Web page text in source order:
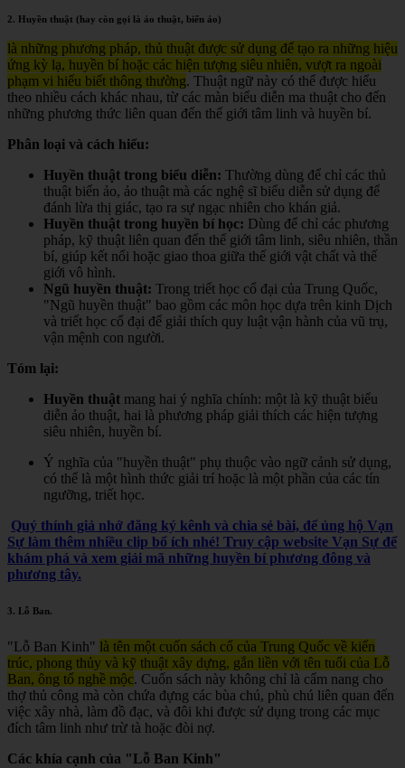
2. Huyền thuật (hay còn gọi là ảo thuật, biến ảo)
là những phương pháp, thủ thuật được sử dụng để tạo ra những hiệu
ứng kỳ lạ, huyền bí hoặc các hiện tượng siêu nhiên, vượt ra ngoài
phạm vi hiểu biết thông thường. Thuật ngữ này có thể được hiểu
theo nhiều cách khác nhau, từ các màn biểu diễn ma thuật cho đến
những phương thức liên quan đến thế giới tâm linh và huyền bí.
Phân loại và cách hiểu:
Huyền thuật trong biểu diễn: Thường dùng để chỉ các thủ
thuật biến ảo, ảo thuật mà các nghệ sĩ biểu diễn sử dụng để
đánh lừa thị giác, tạo ra sự ngạc nhiên cho khán giả.
Huyền thuật trong huyền bí học: Dùng để chỉ các phương
pháp, kỹ thuật liên quan đến thế giới tâm linh, siêu nhiên, thần
bí, giúp kết nối hoặc giao thoa giữa thế giới vật chất và thế
giới vô hình.
Ngũ huyền thuật: Trong triết học cổ đại của Trung Quốc,
"Ngũ huyền thuật" bao gồm các môn học dựa trên kinh Dịch
và triết học cổ đại để giải thích quy luật vận hành của vũ trụ,
vận mệnh con người.
Tóm lại:
Huyền thuật mang hai ý nghĩa chính: một là kỹ thuật biểu
diễn ảo thuật, hai là phương pháp giải thích các hiện tượng
siêu nhiên, huyền bí.
Ý nghĩa của "huyền thuật" phụ thuộc vào ngữ cảnh sử dụng,
có thể là một hình thức giải trí hoặc là một phần của các tín
ngưỡng, triết học.
Quý thính giả nhớ đăng ký kênh và chia sẻ bài, để ủng hộ Vạn
Sự làm thêm nhiều clip bổ ích nhé! Truy cập website Vạn Sự để
khám phá và xem giải mã những huyền bí phương đông và
phương tây.
3. Lỗ Ban.
"Lỗ Ban Kinh" là tên một cuốn sách cổ của Trung Quốc về kiến
trúc, phong thủy và kỹ thuật xây dựng, gắn liền với tên tuổi của Lỗ
Ban, ông tổ nghề mộc. Cuốn sách này không chỉ là cẩm nang cho
thợ thủ công mà còn chứa đựng các bùa chú, phù chú liên quan đến
việc xây nhà, làm đồ đạc, và đôi khi được sử dụng trong các mục
đích tâm linh như trừ tà hoặc đòi nợ.
Các khía cạnh của "Lỗ Ban Kinh"